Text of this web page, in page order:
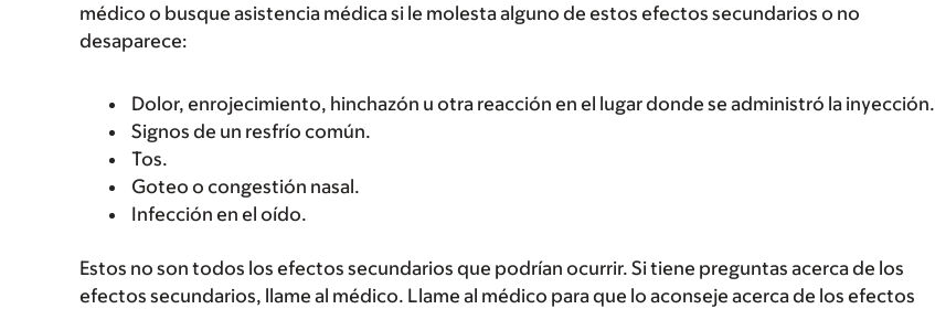
médico o busque asistencia médica si le molesta alguno de estos efectos secundarios o no
desaparece:
Dolor, enrojecimiento, hinchazón u otra reacción en el lugar donde se administró la inyección.
Signos de un resfrío común.
Tos.
Goteo o congestión nasal.
Infección en el oído.
Estos no son todos los efectos secundarios que podrían ocurrir. Si tiene preguntas acerca de los
efectos secundarios, llame al médico. Llame al médico para que lo aconseje acerca de los efectos